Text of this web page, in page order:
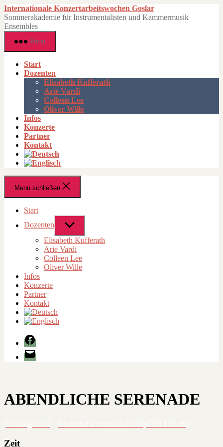
Zum
Inhalt
springen
Internationale Konzertarbeitswochen Goslar
Sommerakademie für Instrumentalisten und Kammermusik
Ensembles
Menü
Start
Dozenten
Elisabeth Kufferath
Arie Vardi
Colleen Lee
Oliver Wille
Infos
Konzerte
Partner
Kontakt
Menü schließen
Start
Dozenten
Untermenü
Elisabeth Kufferath
Arie Vardi
Colleen Lee
Oliver Wille
Infos
Konzerte
Partner
Kontakt
Facebook
E-
Mail
ABENDLICHE SERENADE
Zeit